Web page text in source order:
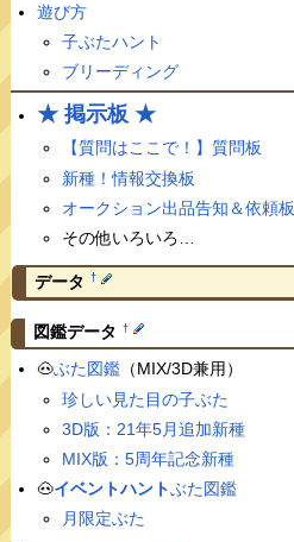
遊び方
子ぶたハント
ブリーディング
★ 掲示板 ★
【質問はここで！】質問板
新種！情報交換板
オークション出品告知＆依頼板
その他いろいろ…
データ †
図鑑データ †
🐽ぶた図鑑（MIX/3D兼用）
珍しい見た目の子ぶた
3D版：21年5月追加新種
MIX版：5周年記念新種
🐽イベントハントぶた図鑑
月限定ぶた